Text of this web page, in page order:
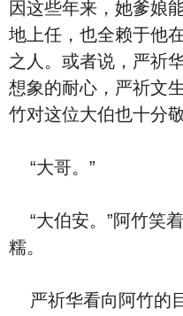
因这些年来，她爹娘
地上任，也全赖于他
之人。或者说，严祈
想象的耐心，严祈文
竹对这
“大哥。”
“大伯安。”阿竹笑着请安，‮音声‬是
糯。
严祈华看向阿竹的目光